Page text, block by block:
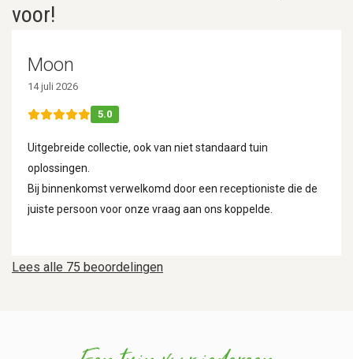
voor!
Lees alle 75 beoordelingen
Moon
14 juli 2026
5.0
Uitgebreide collectie, ook van niet standaard tuin
oplossingen.
Bij binnenkomst verwelkomd door een receptioniste die de
juiste persoon voor onze vraag aan ons koppelde.